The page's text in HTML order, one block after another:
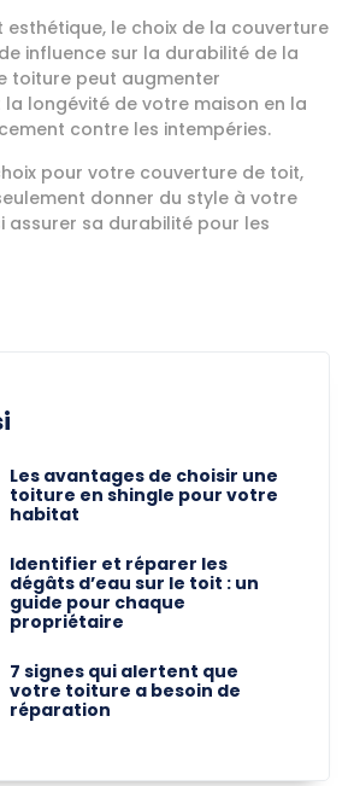
esthétique, le choix de la couverture
influence sur la durabilité de la
toiture peut augmenter
longévité de votre maison en la
contre les intempéries.
pour votre couverture de toit,
donner du style à votre
assurer sa durabilité pour les
Les avantages de choisir une
toiture en shingle pour votre
habitat
Identifier et réparer les
dégâts d’eau sur le toit : un
guide pour chaque
propriétaire
7 signes qui alertent que
votre toiture a besoin de
réparation